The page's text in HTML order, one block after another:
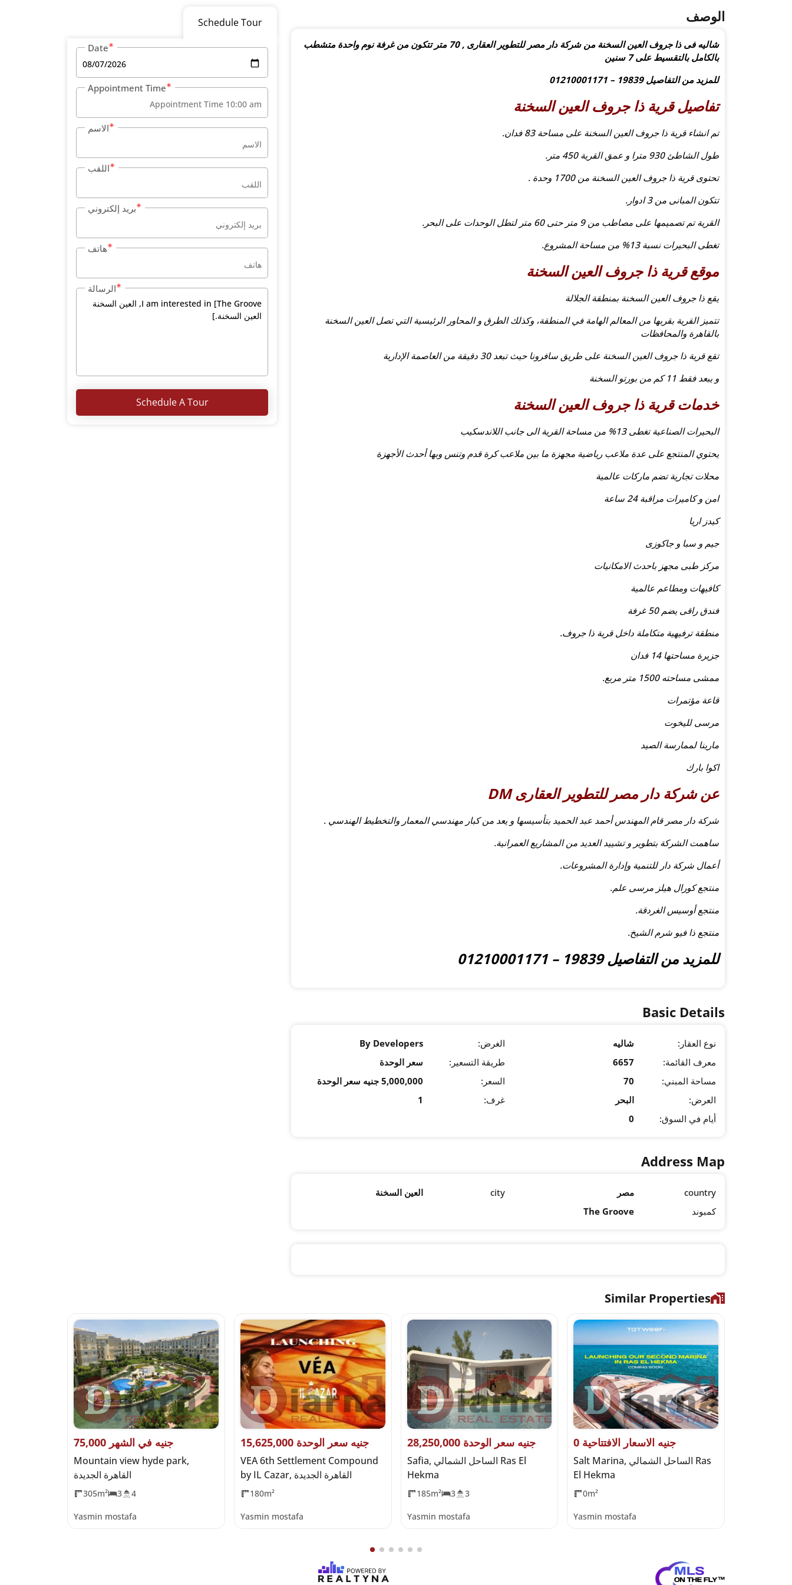
الوصف
شاليه فى ذا جروف العين السخنة من شركة دار مصر للتطوير العقارى , 70 متر تتكون من غرفة نوم واحدة متشطب
بالكامل بالتقسيط على 7 سنين
للمزيد من التفاصيل 19839 – 01210001171
تفاصيل قرية ذا جروف العين السخنة
تم انشاء قرية ذا جروف العين السخنة على مساحة 83 فدان.
طول الشاطئ 930 مترا و عمق القرية 450 متر.
تحتوى قرية ذا جروف العين السخنة من 1700 وحدة .
تتكون المبانى من 3 ادوار.
القرية تم تصميمها على مصاطب من 9 متر حتى 60 متر لتطل الوحدات على البحر.
تغطى البحيرات نسبة 13% من مساحة المشروع.
موقع قرية ذا جروف العين السخنة
يقع ذا جروف العين السخنة بمنطقة الجلالة
تتميز القرية بقربها من المعالم الهامة في المنطقة، وكذلك الطرق و المحاور الرئيسية التي تصل العين السخنة
بالقاهرة والمحافظات
تقع قرية ذا جروف العين السخنة على طريق سافرونا حيث تبعد 30 دقيقة من العاصمة الإدارية
و يبعد فقط 11 كم من بورتو السخنة
خدمات قرية ذا جروف العين السخنة
البحيرات الصناعية تغطى 13% من مساحة القرية الى جانب اللاندسكيب
يحتوي المنتجع على عدة ملاعب رياضية مجهزة ما بين ملاعب كرة قدم وتنس وبها أحدث الأجهزة
محلات تجارية تضم ماركات عالمية
امن و كاميرات مراقبة 24 ساعة
كيدز اريا
جيم و سبا و جاكوزى
مركز طبى مجهز باحدث الامكانيات
كافيهات ومطاعم عالمية
فندق راقى يضم 50 غرفة
منطقة ترفيهية متكاملة داخل قرية ذا جروف.
جزيرة مساحتها 14 فدان
ممشى مساحته 1500 متر مربع.
قاعة مؤتمرات
مرسى لليخوت
مارينا لممارسة الصيد
اكوا بارك
عن شركة دار مصر للتطوير العقارى DM
شركة دار مصر قام المهندس أحمد عبد الحميد بتأسيسها و يعد من كبار مهندسي المعمار والتخطيط الهندسي .
ساهمت الشركة بتطوير و تشييد العديد من المشاريع العمرانية.
أعمال شركة دار للتنمية وإدارة المشروعات.
منتجع كورال هيلز مرسى علم.
منتجع أوسيس الغردقة.
منتجع ذا فيو شرم الشيخ.
للمزيد من التفاصيل 19839 – 01210001171
Basic Details
نوع العقار: شاليه الغرض:
By Developers
معرف القائمة:
6657 طريقة التسعير:
سعر الوحدة
مساحة المبني:
70 السعر:
5,000,000 جنيه سعر الوحدة
العرض:
البحر غرف:
1
أيام في السوق:
0
Address Map
country مصر city
العين السخنة
كمبوند
The Groove
Schedule Tour
Date
Appointment Time
الاسم
اللقب
بريد إلكتروني
هاتف
الرسالة
Schedule A Tour
Similar Properties
75,000 جنيه في الشهر
Mountain view hyde park,
القاهرة الجديدة
305m² 3 4
Yasmin mostafa
15,625,000 جنيه سعر الوحدة
VEA 6th Settlement Compound
by IL Cazar, القاهرة الجديدة
180m²
Yasmin mostafa
28,250,000 جنيه سعر الوحدة
Safia, الساحل الشمالي Ras El
Hekma
185m² 3 3
Yasmin mostafa
0 جنيه الاسعار الافتتاحية
Salt Marina, الساحل الشمالي Ras
El Hekma
0m²
Yasmin mostafa